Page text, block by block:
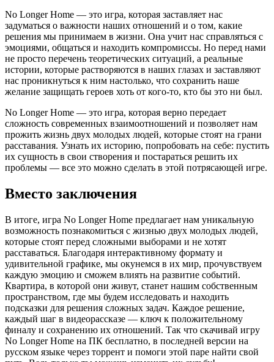
No Longer Home — это игра, которая заставляет нас
задуматься о важности наших отношений и о том, какие
решения мы принимаем в жизни. Она учит нас справляться с
эмоциями, общаться и находить компромиссы. Но перед нами
не просто перечень теоретических ситуаций, а реальные
истории, которые растворяются в наших глазах и заставляют
нас проникнуться к ним настолько, что сохранить наше
желание защищать героев хоть от кого-то, кто бы это ни был.
No Longer Home — это игра, которая верно передает
сложность современных взаимоотношений и позволяет нам
прожить жизнь двух молодых людей, которые стоят на грани
расставания. Узнать их историю, попробовать на себе: пустить
их сущность в свои створения и постараться решить их
проблемы — все это можно сделать в этой потрясающей игре.
Вместо заключения
В итоге, игра No Longer Home предлагает нам уникальную
возможность познакомиться с жизнью двух молодых людей,
которые стоят перед сложными выборами и не хотят
расставаться. Благодаря интерактивному формату и
удивительной графике, мы окунемся в их мир, прочувствуем
каждую эмоцию и сможем влиять на развитие событий.
Квартира, в которой они живут, станет нашим собственным
пространством, где мы будем исследовать и находить
подсказки для решения сложных задач. Каждое решение,
каждый шаг в видеорассказе — ключ к положительному
финалу и сохранению их отношений. Так что скачивай игру
No Longer Home на ПК бесплатно, в последней версии на
русском языке через торрент и помоги этой паре найти свой